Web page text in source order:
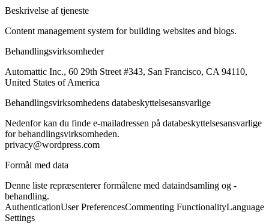
Beskrivelse af tjeneste
Content management system for building websites and blogs.
Behandlingsvirksomheder
Automattic Inc., 60 29th Street #343, San Francisco, CA 94110,
United States of America
Behandlingsvirksomhedens databeskyttelsesansvarlige
Nedenfor kan du finde e-mailadressen på databeskyttelsesansvarlige
for behandlingsvirksomheden.
privacy@wordpress.com
Formål med data
Denne liste repræsenterer formålene med dataindsamling og -
behandling.
AuthenticationUser PreferencesCommenting FunctionalityLanguage
Settings